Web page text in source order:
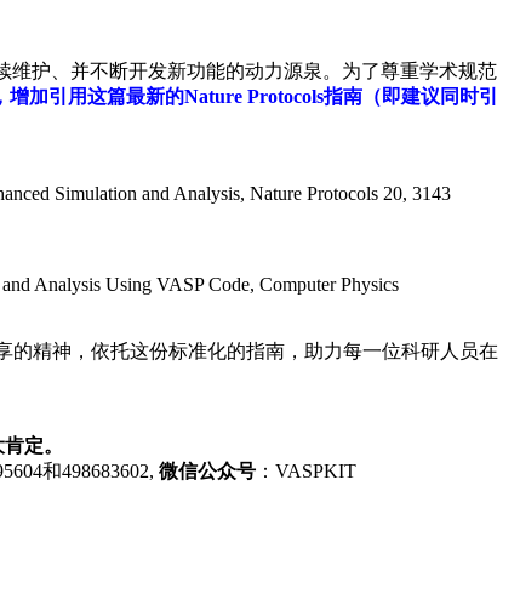
护、并不断开发新功能的动力源泉。为了尊重学术规范
加引用这篇最新的Nature Protocols指南（即建议同时引
Simulation and Analysis, Nature Protocols 20, 3143
Analysis Using VASP Code, Computer Physics
的精神，依托这份标准化的指南，助力每一位科研人员在
定。
和498683602, 微信公众号 ：VASPKIT